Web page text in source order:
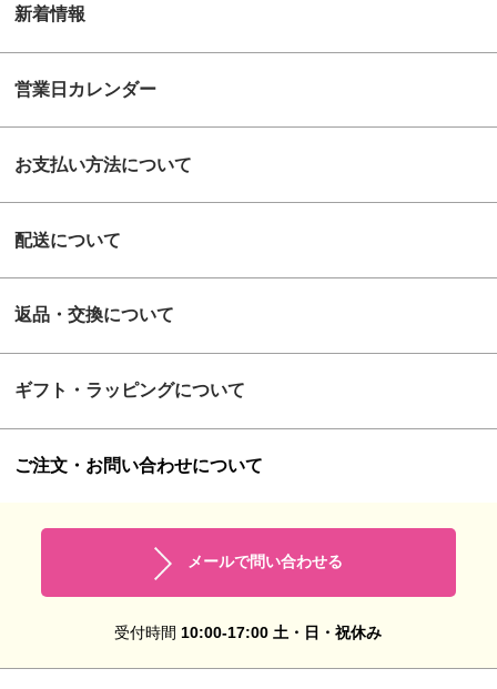
新着情報
営業日カレンダー
お支払い方法について
配送について
返品・交換について
ギフト・ラッピングについて
ご注文・お問い合わせについて
メールで問い合わせる
受付時間 10:00-17:00 土・日・祝休み